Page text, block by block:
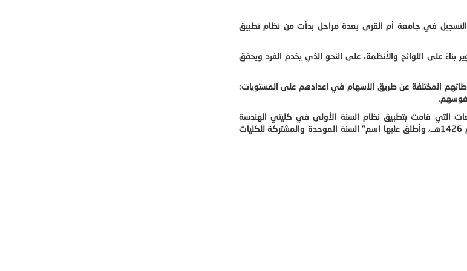
التسجيل في جامعة أم القرى بعدة مراحل بدأت من نظام تطبيق
بناءً على اللوائح والأنظمة، على النحو الذي يخدم الفرد ويحقق
المختلفة عن طريق الاسهام في اعدادهم على المستويات:
نفوسهم.
التي قامت بتطبيق نظام السنة الأولى في كليتي الهندسة
والعمارة الإسلامية عام 1425هــ، ثم تم تطبيقها في كليات الطب في عام 1426هــ، وأطلق عليها اسم" السنة الموحدة والمشتركة للكليات